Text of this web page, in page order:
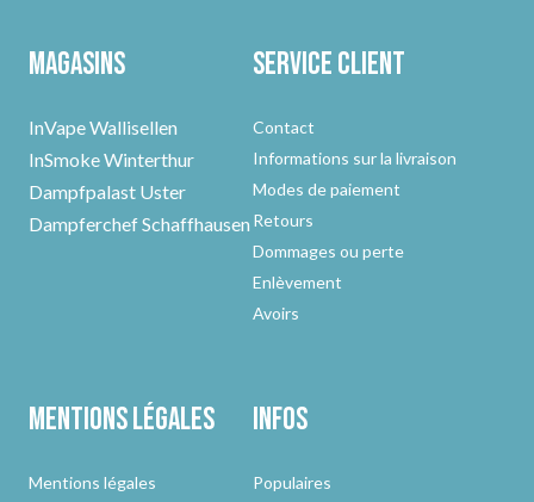
Magasins
InVape Wallisellen
InSmoke Winterthur
Dampfpalast Uster
Dampferchef Schaffhausen
Service client
Contact
Informations sur la livraison
Modes de paiement
Retours
Dommages ou perte
Enlèvement
Avoirs
Mentions légales
Mentions légales
Infos
Populaires